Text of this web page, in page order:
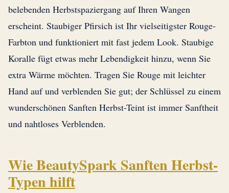
belebenden Herbstspaziergang auf Ihren Wangen
erscheint. Staubiger Pfirsich ist Ihr vielseitigster Rouge-
Farbton und funktioniert mit fast jedem Look. Staubige
Koralle fügt etwas mehr Lebendigkeit hinzu, wenn Sie
extra Wärme möchten. Tragen Sie Rouge mit leichter
Hand auf und verblenden Sie gut; der Schlüssel zu einem
wunderschönen Sanften Herbst-Teint ist immer Sanftheit
und nahtloses Verblenden.
Wie BeautySpark Sanften Herbst-
Typen hilft